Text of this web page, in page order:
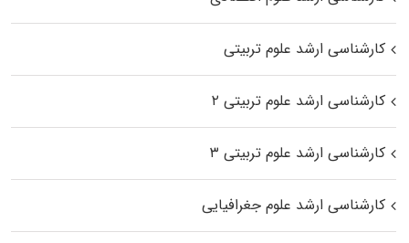
کارشناسی ارشد علوم تربیتی
کارشناسی ارشد علوم تربیتی ۲
کارشناسی ارشد علوم تربیتی ۳
کارشناسی ارشد علوم جغرافیایی